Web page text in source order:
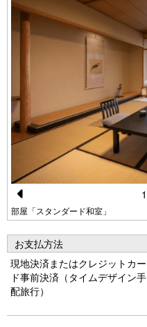
Pr
e
vi
o
u
s
部屋「スタンダード和室」
1
お支払方法
現地決済またはクレジットカー
ド事前決済（タイムデザイン手
配旅行）